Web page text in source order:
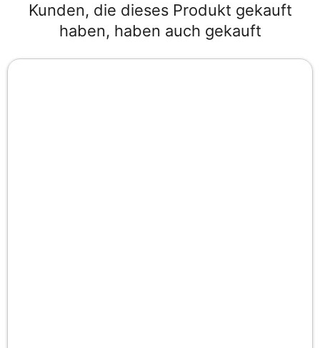
Kunden, die dieses Produkt gekauft
haben, haben auch gekauft